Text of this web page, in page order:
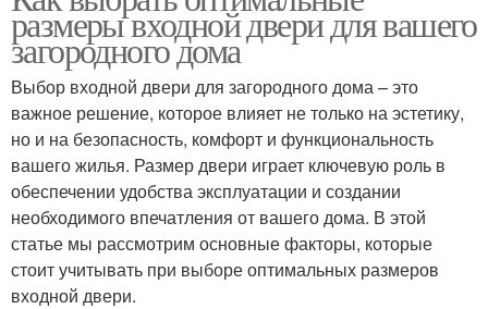
размеры входной двери для вашего
загородного дома
Выбор входной двери для загородного дома – это
важное решение, которое влияет не только на эстетику,
но и на безопасность, комфорт и функциональность
вашего жилья. Размер двери играет ключевую роль в
обеспечении удобства эксплуатации и создании
необходимого впечатления от вашего дома. В этой
статье мы рассмотрим основные факторы, которые
стоит учитывать при выборе оптимальных размеров
входной двери.